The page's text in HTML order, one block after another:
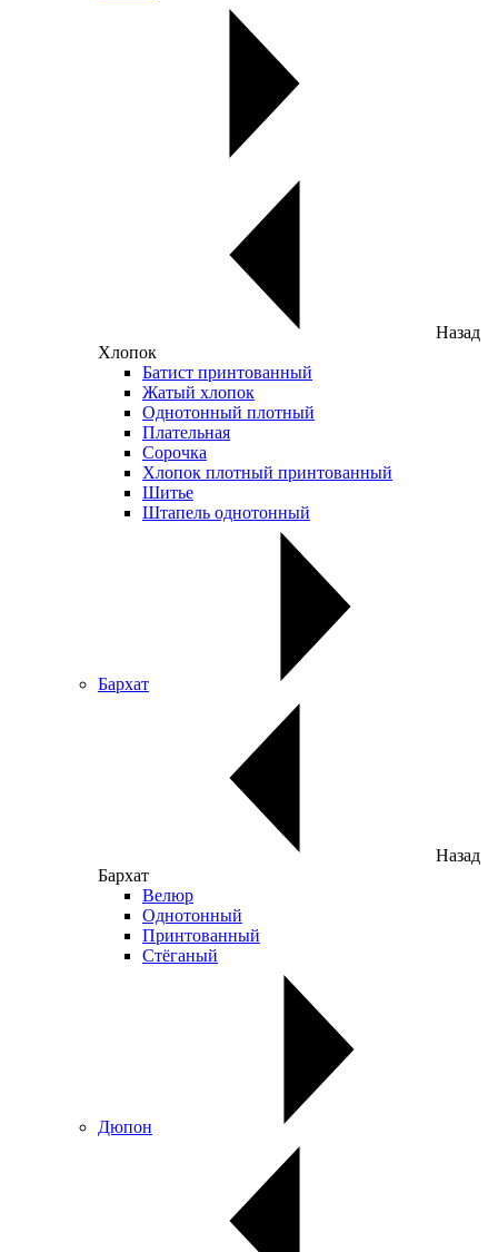
Назад
Хлопок
Батист принтованный
Жатый хлопок
Однотонный плотный
Плательная
Сорочка
Хлопок плотный принтованный
Шитье
Штапель однотонный
Бархат
Назад
Бархат
Велюр
Однотонный
Принтованный
Стёганый
Дюпон